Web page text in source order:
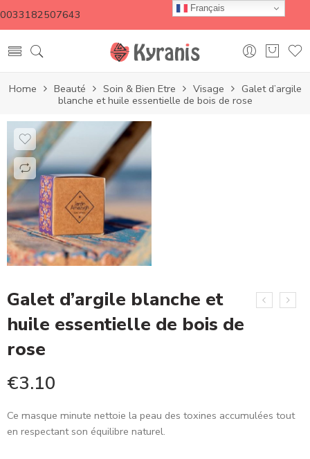
0033182507643
Home Beauté Soin & Bien Etre Visage
Galet d’argile
blanche et huile essentielle de bois de rose
Galet d’argile blanche et
huile essentielle de bois de
rose
€3.10
Ce masque minute nettoie la peau des toxines accumulées tout
en respectant son équilibre naturel.
Français